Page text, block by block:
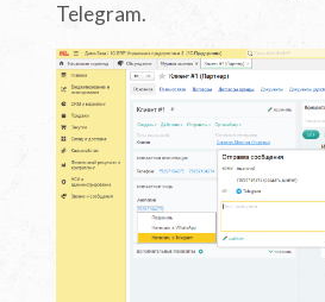
Telegram.